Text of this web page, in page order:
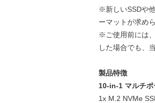
※新しいSSDや
ーマットが求め
※ご使用前には
した場合でも、
製品特徴
10-in-1 マルチポ
1x M.2 NVMe